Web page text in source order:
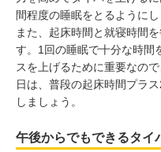
間程度の睡眠をとるようにし
また、起床時間と就寝時間
す。1回の睡眠で十分な時間
スを上げるために重要なの
日は、普段の起床時間プラ
しましょう。
午後からでもできるタイ